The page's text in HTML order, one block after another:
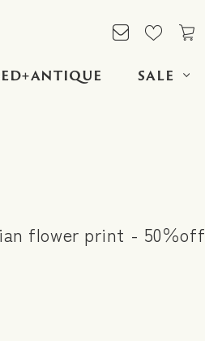
SALE
flower print - 50％off